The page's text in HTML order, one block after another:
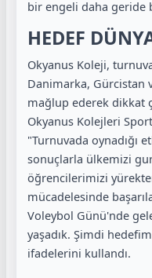
bir engeli daha geride
HEDEF
Okyanus Koleji,
Danimarka, Gürcistan
mağlup ederek dikkat
Okyanus Kolejleri
"Turnuvada oynadığı
sonuçlarla ülkemizi
öğrencilerimizi
mücadelesinde
Voleybol Günü'nde
yaşadık. Şimdi
ifadelerini kullandı.